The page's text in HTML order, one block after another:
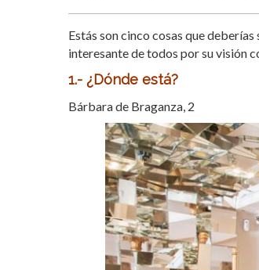
Estás son cinco cosas que
interesante de todos por su visión
1.- ¿Dónde está?
Bárbara de Braganza, 2